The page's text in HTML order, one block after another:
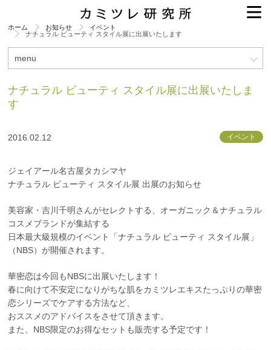
ホーム お知らせ
イベント
ナチュラル ビューティ スタイル展に出展いたします
menu
ナチュラル ビューティ スタイル展に出展いたしま
す
2016.02.12 イベント
ジェイアール名古屋タカシマヤ
ナチュラル ビューティ スタイル展 出展のお知らせ
美容家・吉川千明さんがセレクトする、オーガニック＆ナチュラル
コスメブランドが集結する
日本最大級規模のイベント「ナチュラル ビューティ スタイル展」
（NBS）が開催されます。
華密恋は今回もNBSに出展いたします！
春に向けて不安定になりがちな肌をカミツレエキスたっぷりの華密
恋シリーズでケアする方法など、
おススメのアドバイスをさせて頂きます。
また、NBS限定のお得なセットも販売する予定です！